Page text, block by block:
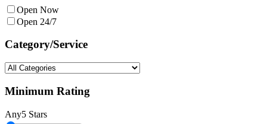
Open Now
Open 24/7
Category/Service
Minimum Rating
Any5 Stars